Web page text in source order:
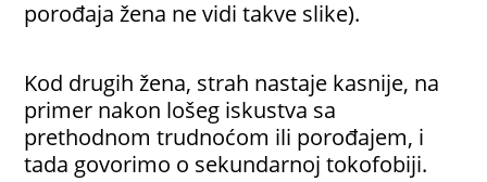
porođaja žena ne vidi takve slike).
Kod drugih žena, strah nastaje kasnije, na
primer nakon lošeg iskustva sa
prethodnom trudnoćom ili porođajem, i
tada govorimo o sekundarnoj tokofobiji.